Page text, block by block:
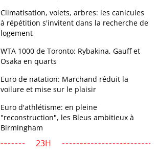
Climatisation, volets, arbres: les canicules
à répétition s'invitent dans la recherche de
logement
WTA 1000 de Toronto: Rybakina, Gauff et
Osaka en quarts
Euro de natation: Marchand réduit la
voilure et mise sur le plaisir
Euro d'athlétisme: en pleine
"reconstruction", les Bleus ambitieux à
Birmingham
23H